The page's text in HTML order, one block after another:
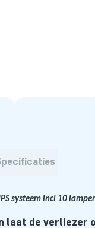
systeem incl 10
laat de verliezer